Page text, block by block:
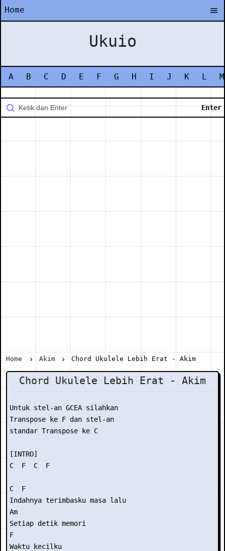
Home
Ukuio
A B C D E F G H I J K L M
Home Akim Chord Ukulele Lebih Erat - Akim
Chord Ukulele Lebih Erat - Akim
Untuk stel-an GCEA silahkan
Transpose ke F dan stel-an
standar Transpose ke C
[INTRO]
C  F  C  F
C  F
Indahnya terimbasku masa lalu
Am
Setiap detik memori
F
Waktu kecilku